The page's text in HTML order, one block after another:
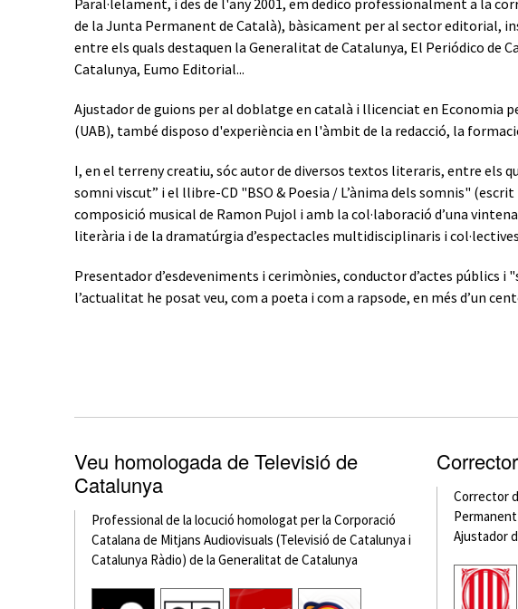
de la Junta Permanent de Català), bàsicament per al sector editorial,
entre els quals destaquen la Generalitat de Catalunya, El Periódico de
Catalunya, Eumo Editorial...
Ajustador de guions per al doblatge en català i llicenciat en Economia
(UAB), també disposo d'experiència en l'àmbit de la redacció, la
I, en el terreny creatiu, sóc autor de diversos textos literaris, entre els
somni viscut” i el llibre-CD "BSO & Poesia / L’ànima dels somnis"
composició musical de Ramon Pujol i amb la col·laboració d’una
literària i de la dramatúrgia d’espectacles multidisciplinaris i
Presentador d’esdeveniments i cerimònies, conductor d’actes públics i
l’actualitat he posat veu, com a poeta i com a rapsode, en més d’un
Veu homologada de Televisió de
Catalunya
Professional de la locució homologat per la Corporació
Catalana de Mitjans Audiovisuals (Televisió de Catalunya i
Catalunya Ràdio) de la Generalitat de Catalunya
Corrector
Ajustador
La